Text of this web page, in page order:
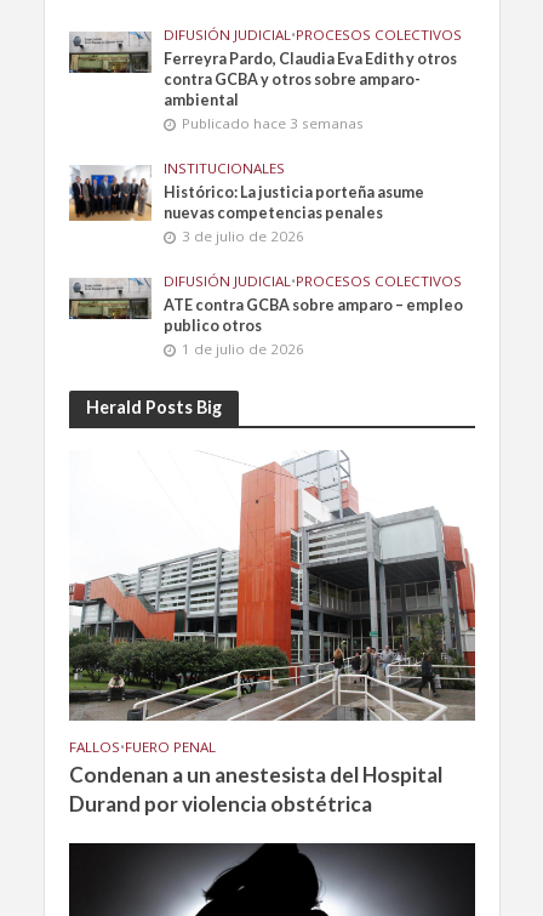
DIFUSIÓN JUDICIAL•PROCESOS COLECTIVOS
Ferreyra Pardo, Claudia Eva Edith y otros
contra GCBA y otros sobre amparo-
ambiental
Publicado hace 3 semanas
INSTITUCIONALES
Histórico: La justicia porteña asume
nuevas competencias penales
3 de julio de 2026
DIFUSIÓN JUDICIAL•PROCESOS COLECTIVOS
ATE contra GCBA sobre amparo – empleo
publico otros
1 de julio de 2026
Herald Posts Big
FALLOS•FUERO PENAL
Condenan a un anestesista del Hospital
Durand por violencia obstétrica